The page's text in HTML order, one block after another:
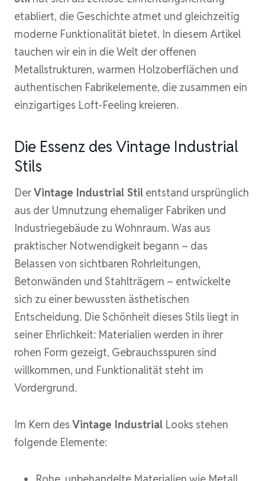
etabliert, die Geschichte atmet und gleichzeitig
moderne Funktionalität bietet. In diesem Artikel
tauchen wir ein in die Welt der offenen
Metallstrukturen, warmen Holzoberflächen und
authentischen Fabrikelemente, die zusammen ein
einzigartiges Loft-Feeling kreieren.
Die Essenz des Vintage Industrial
Stils
DerVintage Industrial Stil entstand ursprünglich
aus der Umnutzung ehemaliger Fabriken und
Industriegebäude zu Wohnraum. Was aus
praktischer Notwendigkeit begann – das
Belassen von sichtbaren Rohrleitungen,
Betonwänden und Stahlträgern – entwickelte
sich zu einer bewussten ästhetischen
Entscheidung. Die Schönheit dieses Stils liegt in
seiner Ehrlichkeit: Materialien werden in ihrer
rohen Form gezeigt, Gebrauchsspuren sind
willkommen, und Funktionalität steht im
Vordergrund.
Im Kern des Vintage Industrial Looks stehen
folgende Elemente: